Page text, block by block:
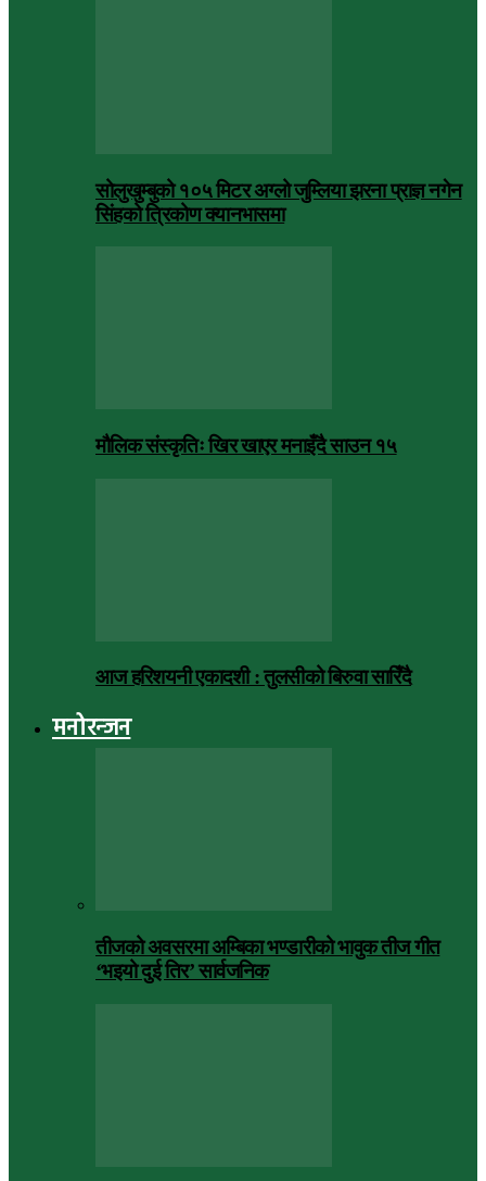
सोलुखुम्बुको १०५ मिटर अग्लो जुम्लिया झरना प्राज्ञ नगेन
सिंहको त्रिकोण क्यानभासमा
मौलिक संस्कृतिः खिर खाएर मनाइँदै साउन १५
आज हरिशयनी एकादशी : तुलसीको बिरुवा सारिँदै
मनोरन्जन
तीजको अवसरमा अम्बिका भण्डारीको भावुक तीज गीत
‘भइयो दुई तिर’ सार्वजनिक